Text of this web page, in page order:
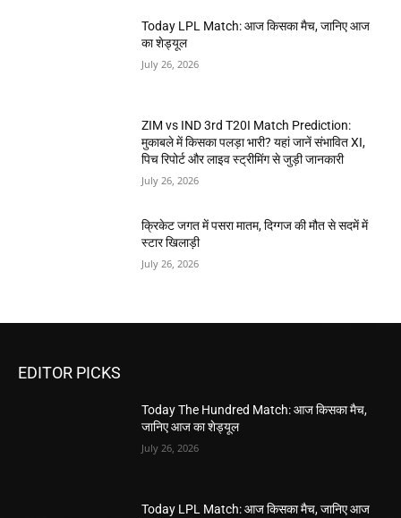
Today LPL Match: आज किसका मैच, जानिए आज
का शेड्यूल
July 26, 2026
ZIM vs IND 3rd T20I Match Prediction:
मुकाबले में किसका पलड़ा भारी? यहां जानें संभावित XI,
पिच रिपोर्ट और लाइव स्ट्रीमिंग से जुड़ी जानकारी
July 26, 2026
क्रिकेट जगत में पसरा मातम, दिग्गज की मौत से सदमें में
स्टार खिलाड़ी
July 26, 2026
EDITOR PICKS
Today The Hundred Match: आज किसका मैच,
जानिए आज का शेड्यूल
July 26, 2026
Today LPL Match: आज किसका मैच, जानिए आज